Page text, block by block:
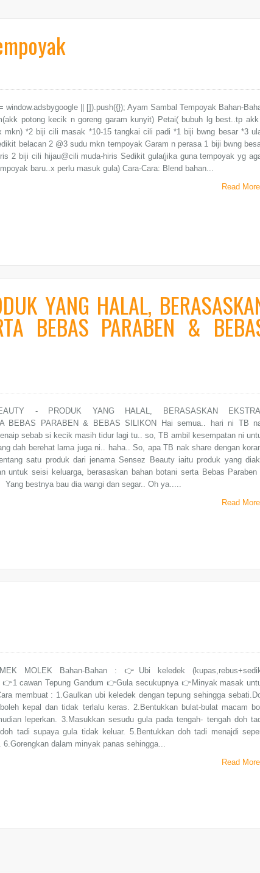
window.adsbygoogle || []).push({}); Ayam Sambal Tempoyak Bahan-
potong kecik n goreng garam kunyit) Petai( bubuh lg best..tp
mkn) *2 biji cili masak *10-15 tangkai cili padi *1 biji bwng besar *3
belacan 2 @3 sudu mkn tempoyak Garam n perasa 1 biji bwng
2 biji cili hijau@cili muda-hiris Sedikit gula(jika guna tempoyak yg
baru..x perlu masuk gula) Cara-Cara: Blend bahan...
Read More
YANG HALAL,
BEBAS PARABEN &
- PRODUK YANG HALAL, BERASASKAN
BEBAS PARABEN & BEBAS SILIKON Hai semua.. hari ni TB
sebab si kecik masih tidur lagi tu.. so, TB ambil kesempatan ni
dah berehat lama juga ni.. haha.. So, apa TB nak share dengan
satu produk dari jenama Sensez Beauty iaitu produk yang
untuk seisi keluarga, berasaskan bahan botani serta Bebas Paraben
Yang bestnya bau dia wangi dan segar.. Oh ya.....
Read More
MOLEK Bahan-Bahan : 👉Ubi keledek
👉1 cawan Tepung Gandum 👉Gula secukupnya 👉Minyak masak
membuat : 1.Gaulkan ubi keledek dengan tepung sehingga
kepal dan tidak terlalu keras. 2.Bentukkan bulat-bulat macam
leperkan. 3.Masukkan sesudu gula pada tengah- tengah doh
tadi supaya gula tidak keluar. 5.Bentukkan doh tadi menajdi
6.Gorengkan dalam minyak panas sehingga...
Read More